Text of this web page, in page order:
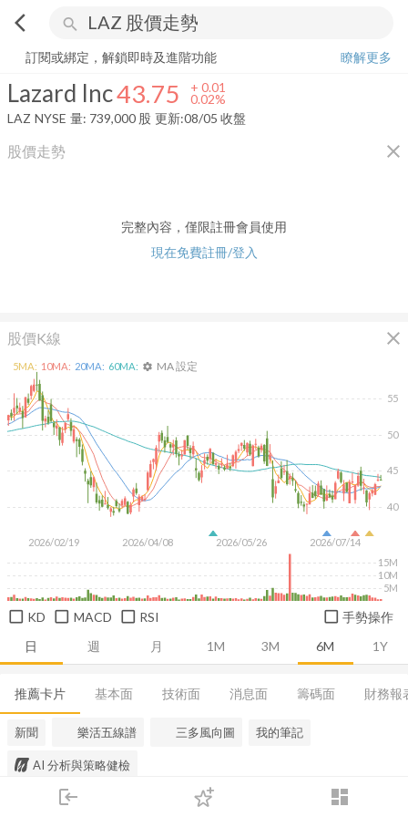
arrow_back_ios search
login dashboard
下單
Lazard Inc 43.75+0.02%
訂閱或綁定，解鎖即時及進階功能
瞭解更多
Lazard Inc43.75 + 0.01
0.02%
LAZ NYSE 量: 739,000 股 更新:08/05 收盤
股價走勢 close
完整內容，僅限註冊會員使用
現在免費註冊/登入
股價K線 close
日 週 月 1M 3M 6M 1Y
2026/02/19 2026/04/08 2026/05/26 2026/07/14
40
45
50
55
5M
10M
15M
5MA: 10MA: 20MA: 60MA: settings MA 設定
KD MACD RSI 手勢操作
推薦卡片 基本面 技術面 消息面 籌碼面 財務報
新聞 樂活五線譜 三多風向圖 我的筆記
AI 分析與策略健檢